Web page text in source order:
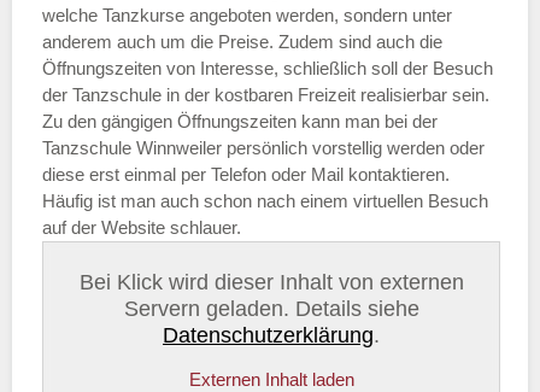
welche Tanzkurse angeboten werden, sondern unter
anderem auch um die Preise. Zudem sind auch die
Öffnungszeiten von Interesse, schließlich soll der Besuch
der Tanzschule in der kostbaren Freizeit realisierbar sein.
Zu den gängigen Öffnungszeiten kann man bei der
Tanzschule Winnweiler persönlich vorstellig werden oder
diese erst einmal per Telefon oder Mail kontaktieren.
Häufig ist man auch schon nach einem virtuellen Besuch
auf der Website schlauer.
Bei Klick wird dieser Inhalt von externen
Servern geladen. Details siehe
Datenschutzerklärung.
Externen Inhalt laden